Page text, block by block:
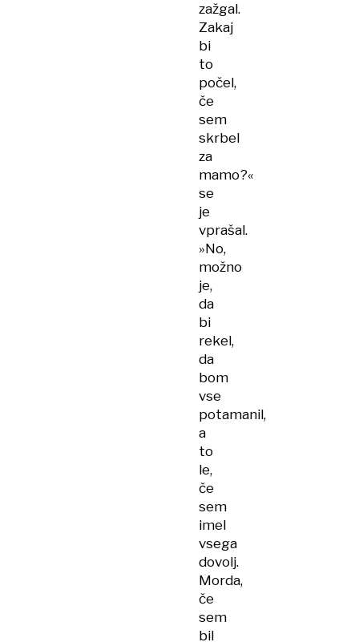
zažgal.
Zakaj
bi
to
počel,
če
sem
skrbel
za
mamo?«
se
je
vprašal.
»No,
možno
je,
da
bi
rekel,
da
bom
vse
potamanil,
a
to
le,
če
sem
imel
vsega
dovolj.
Morda,
če
sem
bil